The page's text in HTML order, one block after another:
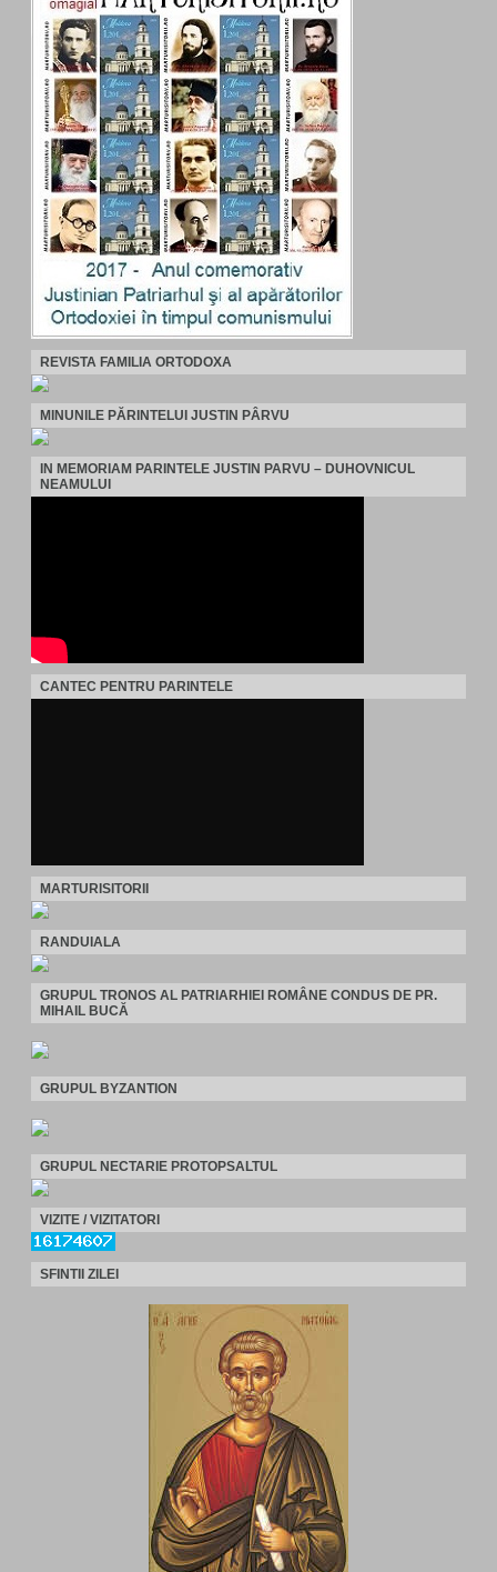
REVISTA FAMILIA ORTODOXA
MINUNILE PĂRINTELUI JUSTIN PÂRVU
IN MEMORIAM PARINTELE JUSTIN PARVU – DUHOVNICUL
NEAMULUI
CANTEC PENTRU PARINTELE
MARTURISITORII
RANDUIALA
GRUPUL TRONOS AL PATRIARHIEI ROMÂNE CONDUS DE PR.
MIHAIL BUCĂ
GRUPUL BYZANTION
GRUPUL NECTARIE PROTOPSALTUL
VIZITE / VIZITATORI
SFINTII ZILEI